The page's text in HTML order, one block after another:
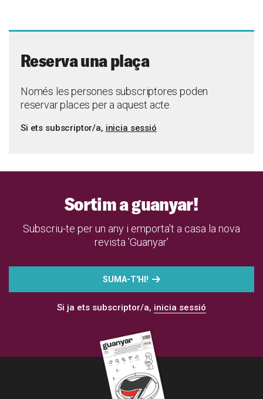
Reserva una plaça
Només les persones subscriptores poden
reservar places per a aquest acte.
Si ets subscriptor/a, inicia sessió
Sortim a guanyar!
Subscriu-te per un any i emporta't a casa la nova
revista 'Guanyar'
SUMA-T'HI!
Si ja ets subscriptor/a, inicia sessió